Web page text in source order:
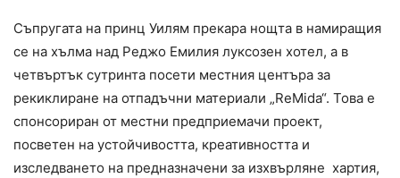
Съпругата на принц Уилям прекара нощта в намиращия
се на хълма над Реджо Емилия луксозен хотел, а в
четвъртък сутринта посети местния центъра за
рекиклиране на отпадъчни материали „ReMida“. Това е
спонсориран от местни предприемачи проект,
посветен на устойчивостта, креативността и
изследването на предназначени за изхвърляне хартия,